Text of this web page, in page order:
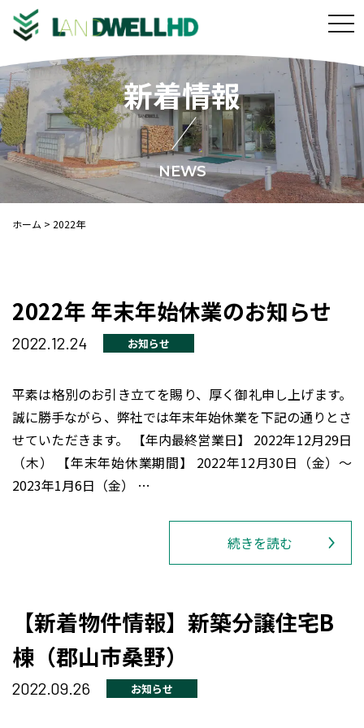
t
g
g
e
n
a
v
i
o
新着情報
NEWS
ホーム > 2022年
2022年 年末年始休業のお知らせ
2022.12.24 お知らせ
平素は格別のお引き立てを賜り、厚く御礼申し上げます。
誠に勝手ながら、弊社では年末年始休業を下記の通りとさ
せていただきます。 【年内最終営業日】 2022年12月29日
（木） 【年末年始休業期間】 2022年12月30日（金）～
2023年1月6日（金） …
続きを読む
【新着物件情報】新築分譲住宅B
棟（郡山市桑野）
2022.09.26 お知らせ